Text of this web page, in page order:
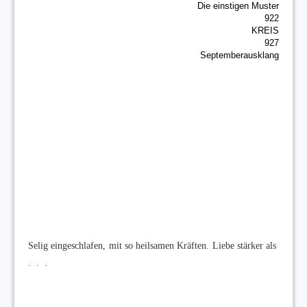
Die einstigen Muster
922
KREIS
927
Septemberausklang
Selig eingeschlafen, mit so heilsamen Kräften. Liebe stärker als